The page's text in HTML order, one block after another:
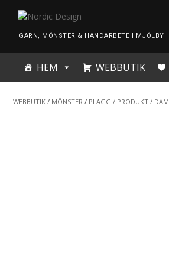
contentGARN, MÖNSTER & HANDARBETE I MJÖLBY
HEM WEBBUTIK
WEBBUTIK / MÖNSTER / PLAGG / PRODUKT / DAM